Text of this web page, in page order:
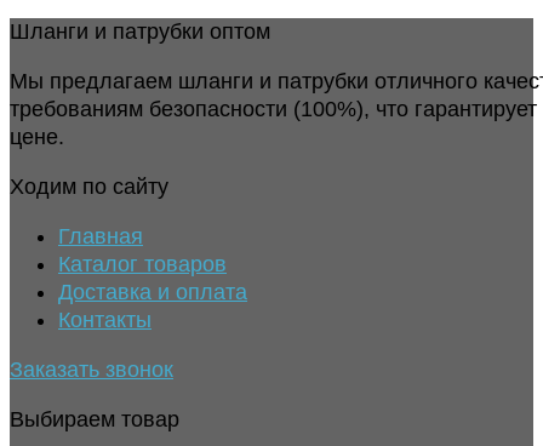
Шланги и патрубки оптом
Мы предлагаем шланги и патрубки отличного
требованиям безопасности (100%), что
цене.
Ходим по сайту
Главная
Каталог товаров
Доставка и оплата
Контакты
Заказать звонок
Выбираем товар